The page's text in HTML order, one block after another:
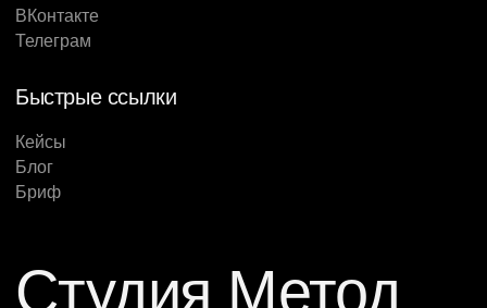
ВКонтакте
Телеграм
Быстрые ссылки
Кейсы
Блог
Бриф
Студия Метод